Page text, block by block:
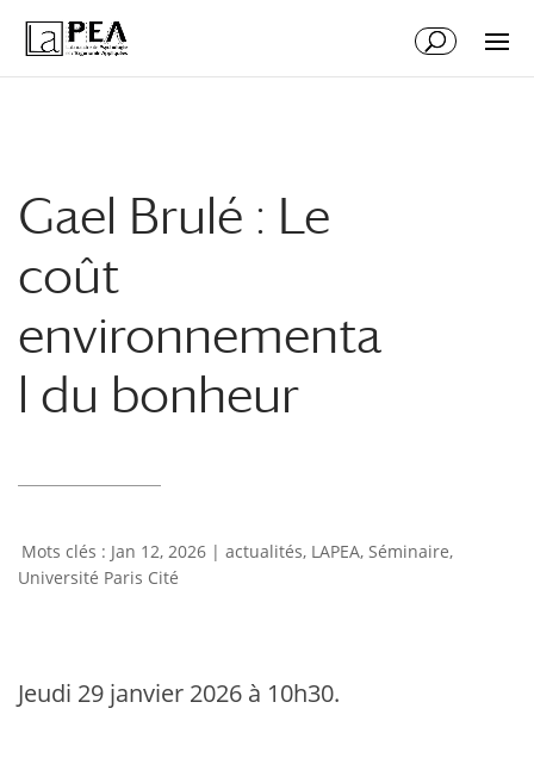
contenu
Gael Brulé : Le
coût
environnementa
l du bonheur
Jan 12, 2026 | actualités, LAPEA, Séminaire,
Université Paris Cité
Jeudi 29 janvier 2026 à 10h30.